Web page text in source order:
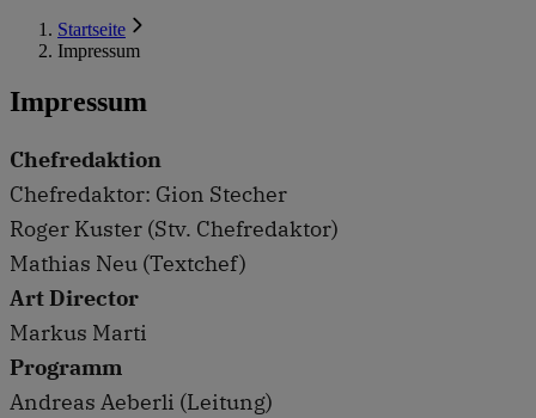
Startseite
Impressum
Impressum
Chefredaktion
Chefredaktor: Gion Stecher
Roger Kuster (Stv. Chefredaktor)
Mathias Neu (Textchef)
Art Director
Markus Marti
Programm
Andreas Aeberli (Leitung)